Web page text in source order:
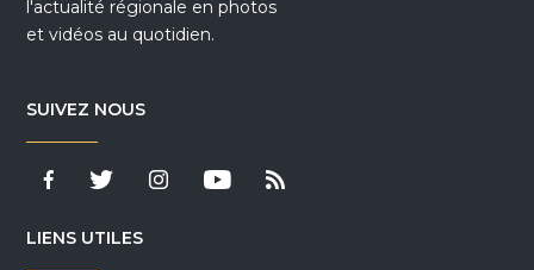
l'actualité régionale en photos
et vidéos au quotidien.
SUIVEZ NOUS
LIENS UTILES